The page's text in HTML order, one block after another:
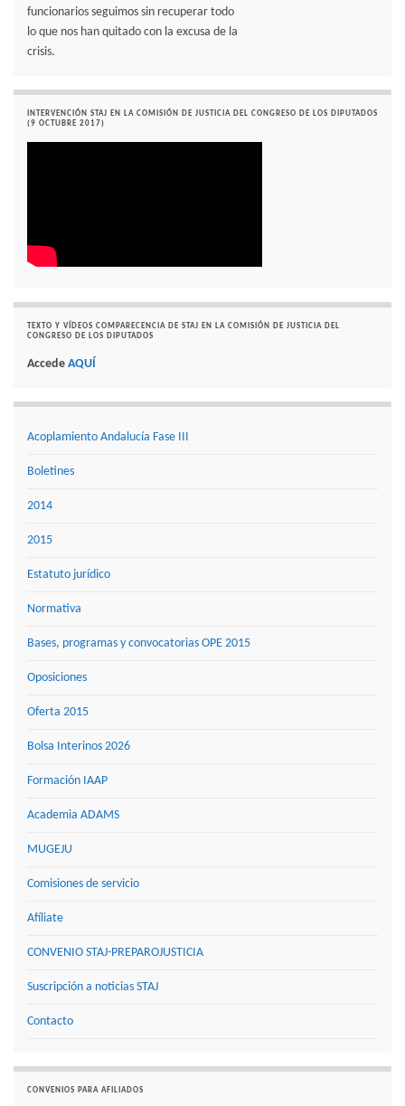
funcionarios seguimos sin recuperar todo
lo que nos han quitado con la excusa de la
crisis.
INTERVENCIÓN STAJ EN LA COMISIÓN DE JUSTICIA DEL CONGRESO DE LOS DIPUTADOS
(9 OCTUBRE 2017)
TEXTO Y VÍDEOS COMPARECENCIA DE STAJ EN LA COMISIÓN DE JUSTICIA DEL
CONGRESO DE LOS DIPUTADOS
Accede AQUÍ
Acoplamiento Andalucía Fase III
Boletines
2014
2015
Estatuto jurídico
Normativa
Bases, programas y convocatorias OPE 2015
Oposiciones
Oferta 2015
Bolsa Interinos 2026
Formación IAAP
Academia ADAMS
MUGEJU
Comisiones de servicio
Afíliate
CONVENIO STAJ-PREPAROJUSTICIA
Suscripción a noticias STAJ
Contacto
CONVENIOS PARA AFILIADOS